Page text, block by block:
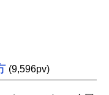
(9,596pv)